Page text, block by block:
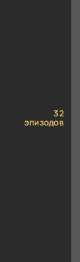
32
эпизодов